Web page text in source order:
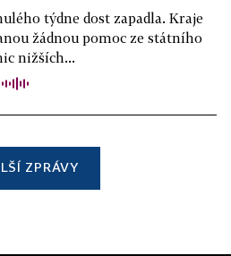
týdne dost zapadla. Kraje
žádnou pomoc ze státního
nižších...
ZPRÁVY